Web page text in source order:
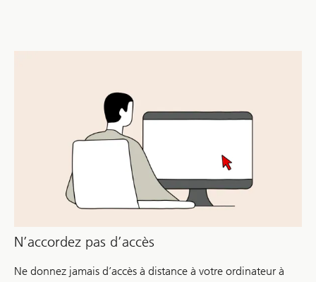
N’accordez pas d’accès
Ne donnez jamais d’accès à distance à votre ordinateur à